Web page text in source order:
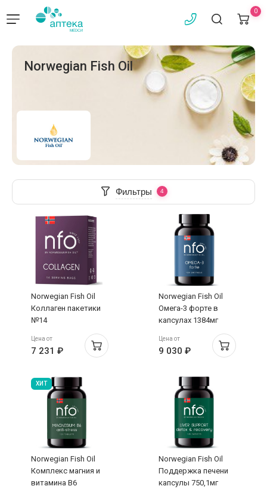
0
Norwegian Fish Oil
Фильтры
Norwegian Fish Oil
Коллаген пакетики
№14
Цена от
7 231 ₽
Norwegian Fish Oil
Омега-3 форте в
капсулах 1384мг
Цена от
9 030 ₽
ХИТ
Norwegian Fish Oil
Комплекс магния и
витамина В6
Norwegian Fish Oil
Поддержка печени
капсулы 750,1мг